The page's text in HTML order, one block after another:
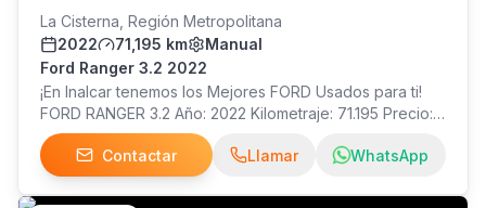
La Cisterna, Región Metropolitana
2022
71,195 km
Manual
Ford Ranger 3.2 2022
¡En Inalcar tenemos los Mejores FORD Usados para ti!
FORD RANGER 3.2 Año: 2022 Kilometraje: 71.195 Precio:
$19.590.000 ¡Visítanos!
Contactar
Llamar WhatsApp